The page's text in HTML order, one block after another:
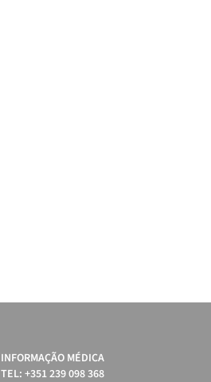
INFORMAÇÃO MÉDICA
TEL: +351 239 098 368